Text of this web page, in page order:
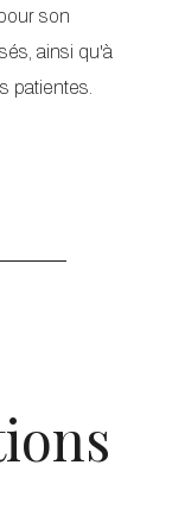
son
ainsi qu'à
patientes.